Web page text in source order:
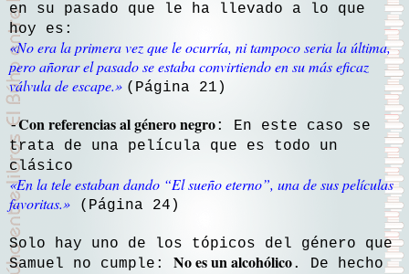
en su pasado que le ha llevado a lo que
hoy es:
«No era la primera vez que le ocurría, ni tampoco seria la última,
pero añorar el pasado se estaba convirtiendo en su más eficaz
válvula de escape.» (Página 21)
-Con referencias al género negro: En este caso se
trata de una película que es todo un
clásico
«En la tele estaban dando “El sueño eterno”, una de sus películas
favoritas.» (Página 24)
Solo hay uno de los tópicos del género que
Samuel no cumple: No es un alcohólico. De hecho